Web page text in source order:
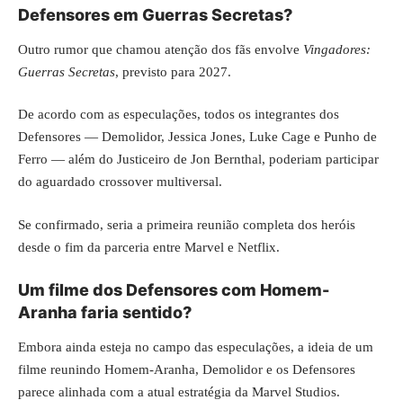
Defensores em Guerras Secretas?
Outro rumor que chamou atenção dos fãs envolve Vingadores:
Guerras Secretas, previsto para 2027.
De acordo com as especulações, todos os integrantes dos
Defensores — Demolidor, Jessica Jones, Luke Cage e Punho de
Ferro — além do Justiceiro de Jon Bernthal, poderiam participar
do aguardado crossover multiversal.
Se confirmado, seria a primeira reunião completa dos heróis
desde o fim da parceria entre Marvel e Netflix.
Um filme dos Defensores com Homem-
Aranha faria sentido?
Embora ainda esteja no campo das especulações, a ideia de um
filme reunindo Homem-Aranha, Demolidor e os Defensores
parece alinhada com a atual estratégia da Marvel Studios.